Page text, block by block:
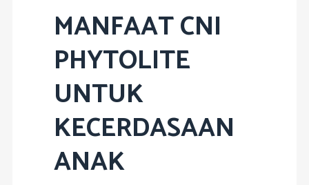
MANFAAT CNI
PHYTOLITE
UNTUK
KECERDASAAN
ANAK